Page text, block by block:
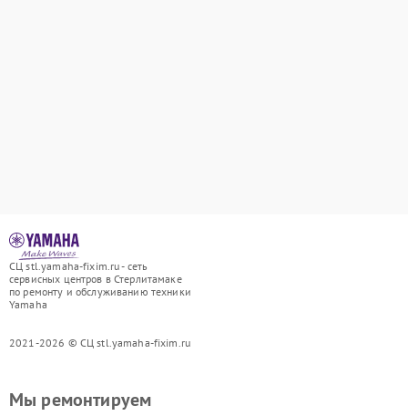
СЦ stl.yamaha-fixim.ru - сеть
сервисных центров в Стерлитамаке
по ремонту и обслуживанию техники
Yamaha
2021-2026 © СЦ stl.yamaha-fixim.ru
Мы ремонтируем